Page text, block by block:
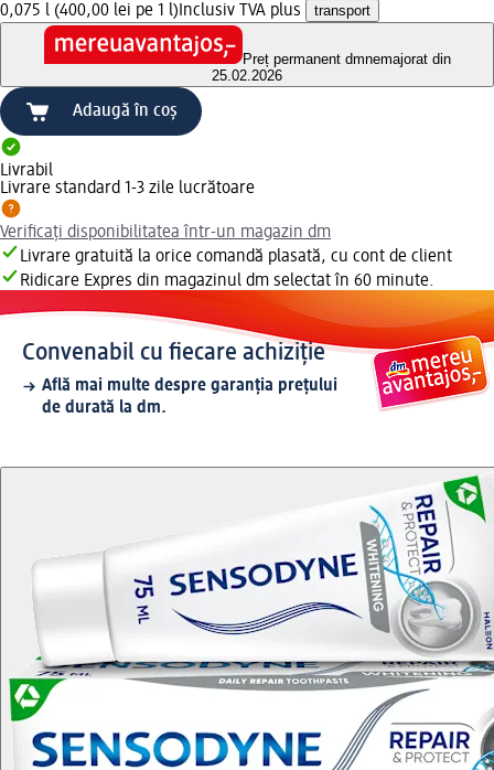
0,075 l (400,00 lei pe 1 l) Inclusiv TVA plus transport
Preț permanent dmnemajorat din
25.02.2026
Adaugă în coș
Livrabil
Livrare standard 1-3 zile lucrătoare
Verificați disponibilitatea într-un magazin dm
Livrare gratuită la orice comandă plasată, cu cont de client
Ridicare Expres din magazinul dm selectat în 60 minute.
Convenabil cu fiecare achiziție
Află mai multe despre garanția prețului
de durată la dm.